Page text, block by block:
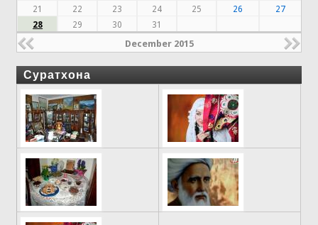
21
22 23 24 25 26
27
28
29 30 31
December 2015
Суратхона